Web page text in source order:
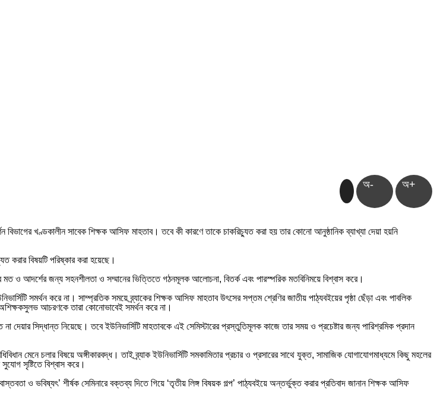
অ- অ+
বিভাগের খণ্ডকালীন সাবেক শিক্ষক আসিফ মাহতাব। তবে কী কারণে তাকে চাকরিচ্যুত করা হয় তার কোনো আনুষ্ঠানিক ব্যাখ্যা দেয়া হয়নি
করার বিষয়টি পরিষ্কার করা হয়েছে।
মত ও আদর্শের জন্য সহনশীলতা ও সম্মানের ভিত্তিতে গঠনমূলক আলোচনা, বিতর্ক এবং পারস্পরিক মতবিনিময়ে বিশ্বাস করে।
সমর্থন করে না। সাম্প্রতিক সময়ে ব্র্যাকের শিক্ষক আসিফ মাহতাব উৎসের সপ্তম শ্রেণির জাতীয় পাঠ্যবইয়ের পৃষ্ঠা ছেঁড়া এবং পাবলিক
আচরণকে তারা কোনোভাবেই সমর্থন করে না।
দেয়ার সিদ্ধান্ত নিয়েছে। তবে ইউনিভার্সিটি মাহতাবকে এই সেমিস্টারের প্রস্তুতিমূলক কাজে তার সময় ও প্রচেষ্টার জন্য পারিশ্রমিক প্রদান
মেনে চলার বিষয়ে অঙ্গীকারবদ্ধ। তাই ব্র্যাক ইউনিভার্সিটি সমকামিতার প্রচার ও প্রসারের সাথে যুক্ত, সামাজিক যোগাযোগমাধ্যমে কিছু মহলের
সৃষ্টিতে বিশ্বাস করে।
ও ভবিষ্যৎ’ শীর্ষক সেমিনারে বক্তব্য দিতে গিয়ে ‘তৃতীয় লিঙ্গ বিষয়ক গল্প’ পাঠ্যবইয়ে অন্তর্ভুক্ত করার প্রতিবাদ জানান শিক্ষক আসিফ